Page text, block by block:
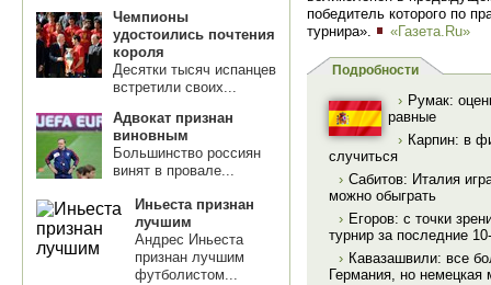
Чемпионы
удостоились почтения
короля
Десятки тысяч испанцев
встретили своих...
Адвокат признан
виновным
Большинство россиян
винят в провале...
Иньеста признан
лучшим
Андрес Иньеста
признан лучшим
футболистом...
победитель которого по
турнира».
«Газета.Ru»
Подробности
› Румак:
равные
› Карпин: в
случиться
› Сабитов: Италия
можно обыграть
› Егоров: с точки
турнир за последние
› Кавазашвили: все
Германия, но немецкая